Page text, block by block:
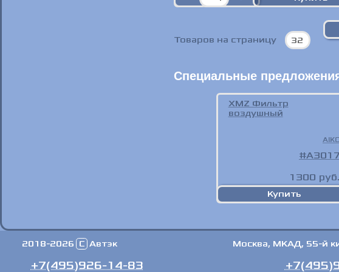
Товаров на страницу
Специальные
XMZ Фильтр
воздушный
A3017
1300 руб.
2018-2026 C Автэк Москва, МКАД, 55-й
+7(495)926-14-83